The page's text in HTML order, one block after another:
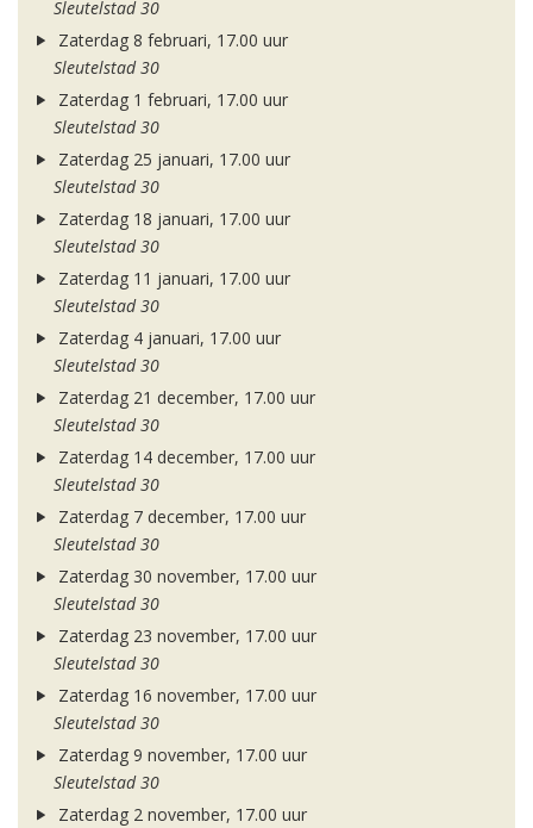
Sleutelstad 30
Zaterdag 8 februari, 17.00 uur
Sleutelstad 30
Zaterdag 1 februari, 17.00 uur
Sleutelstad 30
Zaterdag 25 januari, 17.00 uur
Sleutelstad 30
Zaterdag 18 januari, 17.00 uur
Sleutelstad 30
Zaterdag 11 januari, 17.00 uur
Sleutelstad 30
Zaterdag 4 januari, 17.00 uur
Sleutelstad 30
Zaterdag 21 december, 17.00 uur
Sleutelstad 30
Zaterdag 14 december, 17.00 uur
Sleutelstad 30
Zaterdag 7 december, 17.00 uur
Sleutelstad 30
Zaterdag 30 november, 17.00 uur
Sleutelstad 30
Zaterdag 23 november, 17.00 uur
Sleutelstad 30
Zaterdag 16 november, 17.00 uur
Sleutelstad 30
Zaterdag 9 november, 17.00 uur
Sleutelstad 30
Zaterdag 2 november, 17.00 uur